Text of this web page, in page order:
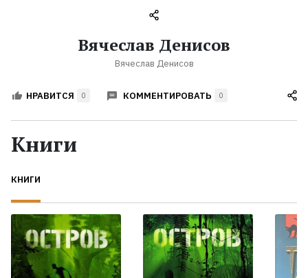
обсуждаемые
Авторы
Жанры
Экранизации
Коллекции
Вячеслав Денисов
Вячеслав Денисов
НРАВИТСЯ 0 КОММЕНТИРОВАТЬ 0
Книги
КНИГИ